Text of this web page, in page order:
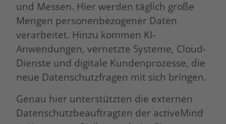
und Messen. Hier werden täglich große
Mengen personenbezogener Daten
verarbeitet. Hinzu kommen KI-
Anwendungen, vernetzte Systeme, Cloud-
Dienste und digitale Kundenprozesse, die
neue Datenschutzfragen mit sich bringen.
Genau hier unterstützten die externen
Datenschutzbeauftragten der activeMind